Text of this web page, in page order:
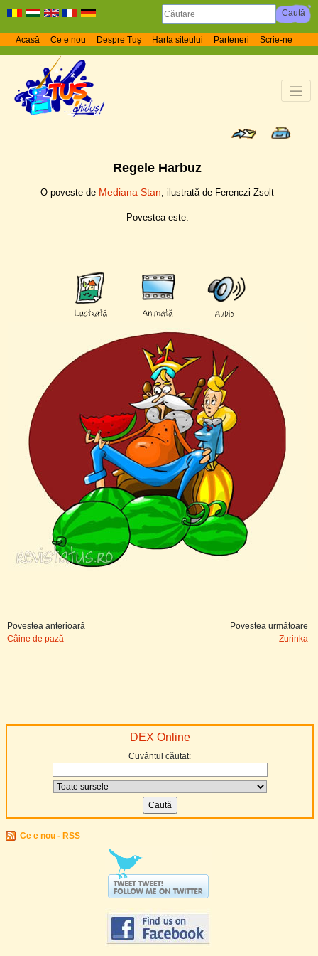
Acasă Ce e nou Despre Tuș Harta siteului Parteneri Scrie-ne
DEX Online
Cuvântul căutat:
Ce e nou - RSS
Regele Harbuz
O poveste de Mediana Stan, ilustrată de Ferenczi Zsolt
Povestea este:
Povestea anterioară
Câine de pază
Povestea următoare
Zurinka